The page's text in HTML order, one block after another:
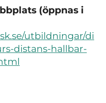
(öppnas i
utbildningar/di
distans-hallbar-